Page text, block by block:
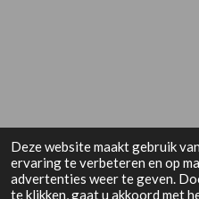
Deze website maakt gebruik
ervaring te verbeteren en op
advertenties weer te geven.
te klikken, gaat u akkoord met